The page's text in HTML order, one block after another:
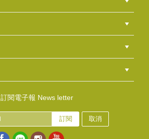
訂閱電子報 News letter
訂閱 取消